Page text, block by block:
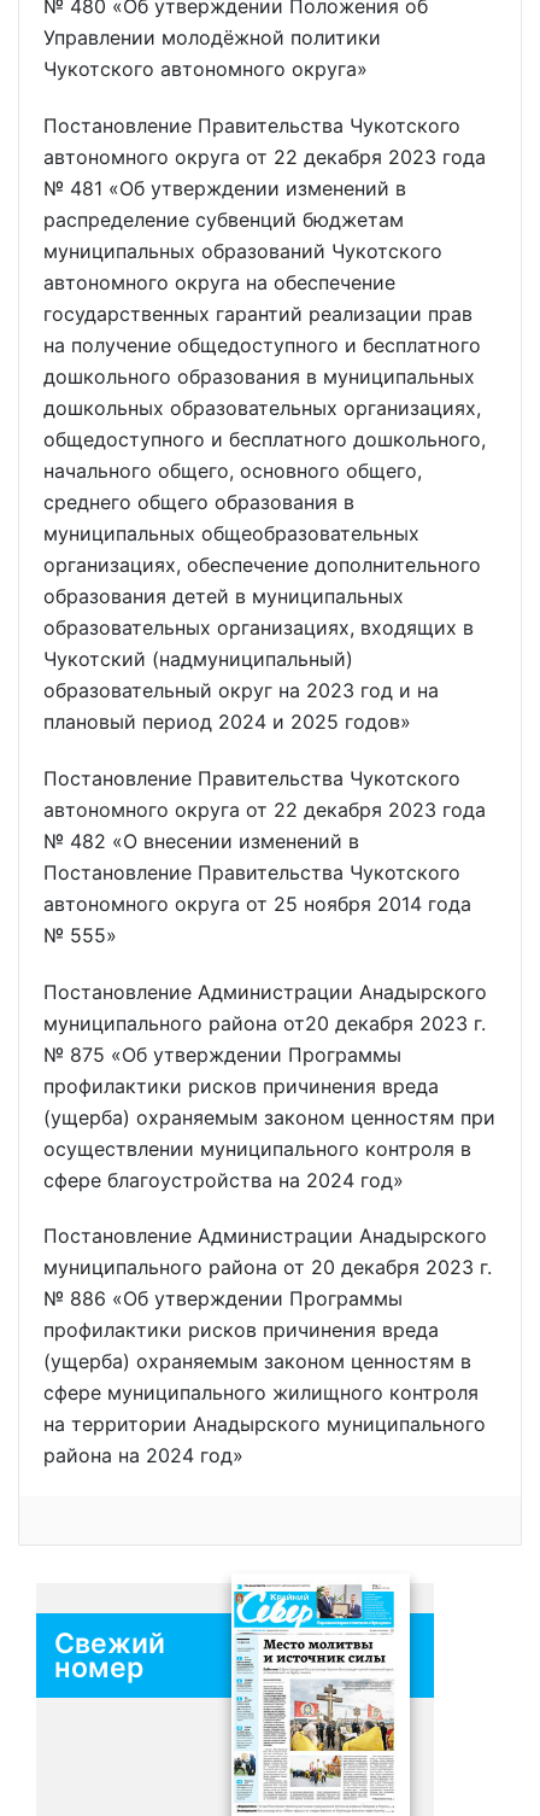
№ 480 «Об утверждении Положения об
Управлении молодёжной политики
Чукотского автономного округа»
Постановление Правительства Чукотского
автономного округа от 22 декабря 2023 года
№ 481 «Об утверждении изменений в
распределение субвенций бюджетам
муниципальных образований Чукотского
автономного округа на обеспечение
государственных гарантий реализации прав
на получение общедоступного и бесплатного
дошкольного образования в муниципальных
дошкольных образовательных организациях,
общедоступного и бесплатного дошкольного,
начального общего, основного общего,
среднего общего образования в
муниципальных общеобразовательных
организациях, обеспечение дополнительного
образования детей в муниципальных
образовательных организациях, входящих в
Чукотский (надмуниципальный)
образовательный округ на 2023 год и на
плановый период 2024 и 2025 годов»
Постановление Правительства Чукотского
автономного округа от 22 декабря 2023 года
№ 482 «О внесении изменений в
Постановление Правительства Чукотского
автономного округа от 25 ноября 2014 года
№ 555»
Постановление Администрации Анадырского
муниципального района от20 декабря 2023 г.
№ 875 «Об утверждении Программы
профилактики рисков причинения вреда
(ущерба) охраняемым законом ценностям при
осуществлении муниципального контроля в
сфере благоустройства на 2024 год»
Постановление Администрации Анадырского
муниципального района от 20 декабря 2023 г.
№ 886 «Об утверждении Программы
профилактики рисков причинения вреда
(ущерба) охраняемым законом ценностям в
сфере муниципального жилищного контроля
на территории Анадырского муниципального
района на 2024 год»
Свежий
номер